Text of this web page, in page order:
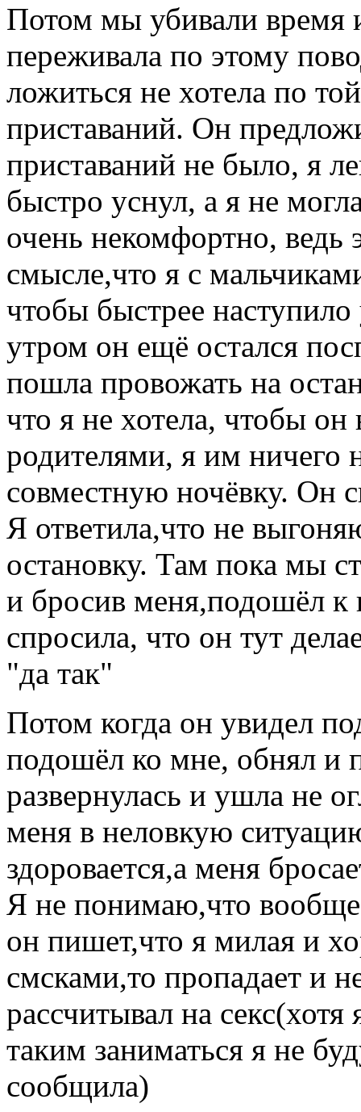
Потом мы убивали время
переживала по этому
ложиться не хотела по
приставаний. Он
приставаний не было, я
быстро уснул, а я не
очень некомфортно,
смысле,что я с
чтобы быстрее
утром он ещё остался
пошла провожать на
что я не хотела, чтобы
родителями, я им ничего
совместную ночёвку. Он
Я ответила,что не
остановку. Там пока мы
и бросив меня,подошёл к
спросила, что он тут
"да так"
Потом когда он увидел
подошёл ко мне, обнял и
развернулась и ушла не
меня в неловкую
здоровается,а меня
Я не понимаю,что
он пишет,что я милая и
смсками,то пропадает и
рассчитывал на
таким заниматься я не
сообщила)